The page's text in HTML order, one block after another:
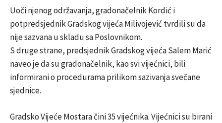
Uoči njenog održavanja, gradonačelnik Kordić i
potpredsjednik Gradskog vijeća Milivojević tvrdili su da
nije sazvana u skladu sa Poslovnikom.
S druge strane, predsjednik Gradskog vijeća Salem Marić
naveo je da su gradonačelnik, kao svi vijećnici, bili
informirani o procedurama prilikom sazivanja svečane
sjednice.
Gradsko Vijeće Mostara čini 35 vijećnika. Vijećnici su birani